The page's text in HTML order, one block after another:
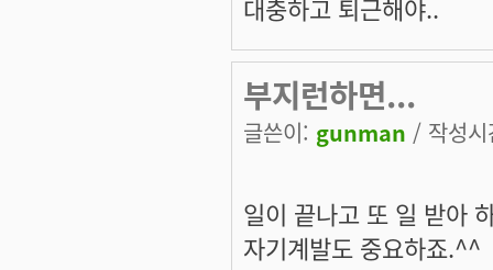
대충하고 퇴근해야..
부지런하면...
글쓴이: gunman / 작성
일이 끝나고 또 일 받아
자기계발도 중요하죠.^^